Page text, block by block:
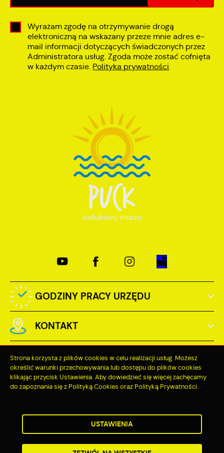
Wyrażam zgodę na otrzymywanie drogą
elektroniczną na wskazany przeze mnie adres e-
mail informacji dotyczących świadczonych przez
Administratora usług. Zgoda może zostać cofnięta
w każdym czasie. Polityka prywatności
GODZINY PRACY URZĘDU
KONTAKT
Odwiedzin: 3738306
Copyright by miastopuck.pl
2ClickPortal® - Portale nowej generacji
Strona korzysta z plików cookies w celu realizacji usług. Możesz
określić warunki przechowywania lub dostępu do plików cookies
klikając przycisk Ustawienia. Aby dowiedzieć się więcej zachęcamy
do zapoznania się z Polityką Cookies oraz Polityką Prywatności.
USTAWIENIA
ZEZWÓL NA WSZYSTKIE